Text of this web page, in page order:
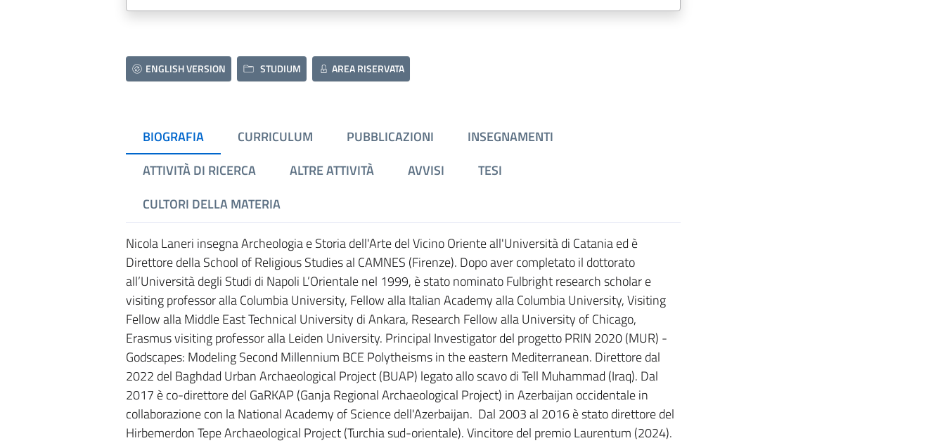
ENGLISH VERSION STUDIUM AREA RISERVATA
BIOGRAFIA CURRICULUM PUBBLICAZIONI
INSEGNAMENTI
ATTIVITÀ DI RICERCA
ALTRE ATTIVITÀ AVVISI
TESI
CULTORI DELLA MATERIA
Nicola Laneri insegna Archeologia e Storia dell'Arte del Vicino Oriente all'Università di Catania ed è
Direttore della School of Religious Studies al CAMNES (Firenze). Dopo aver completato il dottorato
all’Università degli Studi di Napoli L’Orientale nel 1999, è stato nominato Fulbright research scholar e
visiting professor alla Columbia University, Fellow alla Italian Academy alla Columbia University, Visiting
Fellow alla Middle East Technical University di Ankara, Research Fellow alla University of Chicago,
Erasmus visiting professor alla Leiden University. Principal Investigator del progetto PRIN 2020 (MUR) -
Godscapes: Modeling Second Millennium BCE Polytheisms in the eastern Mediterranean. Direttore dal
2022 del Baghdad Urban Archaeological Project (BUAP) legato allo scavo di Tell Muhammad (Iraq). Dal
2017 è co-direttore del GaRKAP (Ganja Regional Archaeological Project) in Azerbaijan occidentale in
collaborazione con la National Academy of Science dell'Azerbaijan. Dal 2003 al 2016 è stato direttore del
Hirbemerdon Tepe Archaeological Project (Turchia sud-orientale). Vincitore del premio Laurentum (2024).